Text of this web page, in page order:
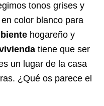
tonos grises y
color blanco para
hogareño y
tiene que ser
un lugar de la casa
¿Qué os parece el